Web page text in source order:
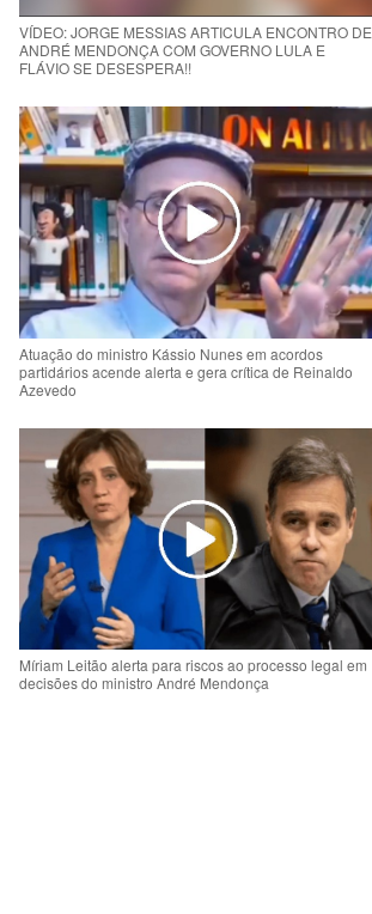
VÍDEO: JORGE MESSIAS ARTICULA ENCONTRO DE
ANDRÉ MENDONÇA COM GOVERNO LULA E
FLÁVIO SE DESESPERA!!
Atuação do ministro Kássio Nunes em acordos
partidários acende alerta e gera crítica de Reinaldo
Azevedo
Míriam Leitão alerta para riscos ao processo legal em
decisões do ministro André Mendonça